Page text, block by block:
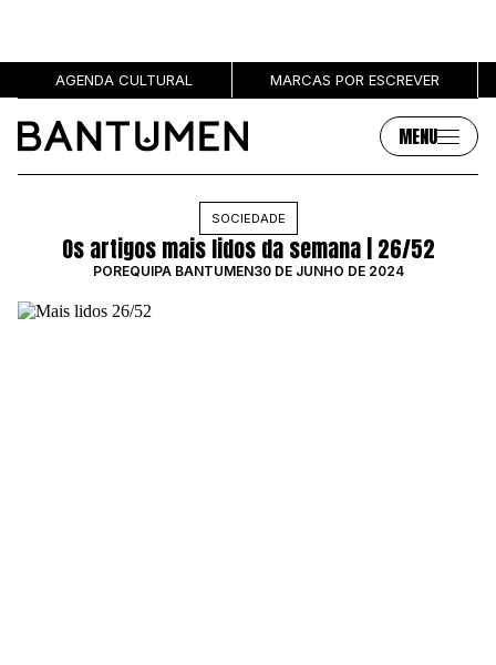
AGENDA CULTURAL MARCAS POR ESCREVER
MENU
MÚSICA
CULTURA
Sobre
SOBRE NÓS
SOCIEDADE
Os artigos mais lidos da semana | 26/52
POREQUIPA BANTUMEN30 DE JUNHO DE 2024